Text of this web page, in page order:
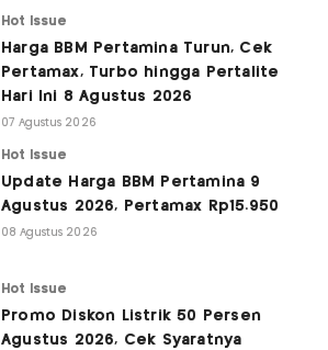
Hot Issue
Harga BBM Pertamina Turun, Cek
Pertamax, Turbo hingga Pertalite
Hari Ini 8 Agustus 2026
07 Agustus 2026
Hot Issue
Update Harga BBM Pertamina 9
Agustus 2026, Pertamax Rp15.950
08 Agustus 2026
Hot Issue
Promo Diskon Listrik 50 Persen
Agustus 2026, Cek Syaratnya